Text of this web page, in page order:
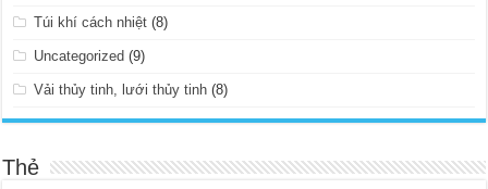
Túi khí cách nhiệt (8)
Uncategorized (9)
Vải thủy tinh, lưới thủy tinh (8)
Thẻ